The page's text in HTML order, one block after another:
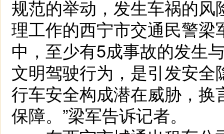
规范的举动，发生车祸的
理工作的西宁市交通民警
中，至少有5成事故的发生
文明驾驶行为，是引发安
行车安全构成潜在威胁，
保障。”梁军告诉记者。